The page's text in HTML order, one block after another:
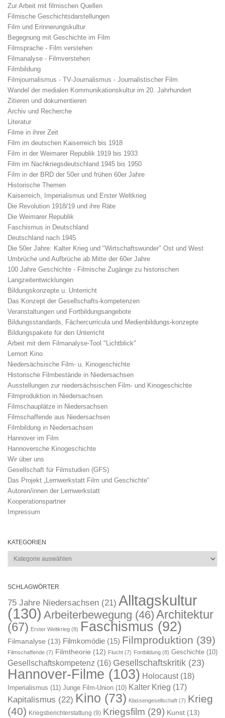
Zur Arbeit mit filmischen Quellen
Filmische Geschichtsdarstellungen
Film und Erinnerungskultur
Begegnung mit Geschichte im Film
Filmsprache - Film verstehen
Filmanalyse - Filmverstehen
Filmbildung
Filmjournalismus - TV-Journalismus - Journalistischer Film
Wandel der medialen Kommunikationskultur im 20. Jahrhundert
Zitieren und dokumentieren
Archiv und Recherche
Literatur
Filme in ihrer Zeit
Film im deutschen Kaiserreich bis 1918
Film in der Weimarer Republik 1919 bis 1933
Film im Nachkriegsdeutschland 1945 bis 1950
Film in der BRD der 50er und frühen 60er Jahre
Historische Themen
Kaiserreich, Imperialismus und Erster Weltkrieg
Die Revolution 1918/19 und ihre Räte
Die Weimarer Republik
Faschismus in Deutschland
Deutschland nach 1945
Die 50er Jahre: Kalter Krieg und "Wirtschaftswunder" Ost und West
Umbrüche und Aufbrüche ab Mitte der 60er Jahre
100 Jahre Geschichte - Filmische Zugänge zu historischen
Langzeitentwicklungen
Bildungskonzepte u. Unterricht
Das Konzept der Gesellschafts-kompetenzen
Veranstaltungen und Fortbildungsangebote
Bildungsstandards, Fächercurricula und Medienbildungs-konzepte
Bildungspakete für den Unterricht
Arbeit mit dem Filmanalyse-Tool "Lichtblick"
Lernort Kino
Niedersächsische Film- u. Kinogeschichte
Historische Filmbestände in Niedersachsen
Ausstellungen zur niedersächsischen Film- und Kinogeschichte
Filmproduktion in Niedersachsen
Filmschauplätze in Niedersachsen
Filmschaffende aus Niedersachsen
Filmbildung in Niedersachsen
Hannover im Film
Hannoversche Kinogeschichte
Wir über uns
Gesellschaft für Filmstudien (GFS)
Das Projekt „Lernwerkstatt Film und Geschichte“
Autoren/innen der Lernwerkstatt
Kooperationspartner
Impressum
KATEGORIEN
Kategorien
SCHLAGWÖRTER
75 Jahre Niedersachsen (21) Alltagskultur
(130) Arbeiterbewegung (46) Architektur
(67) Erster Weltkrieg (8) Faschismus (92)
Filmanalyse (13) Filmkomödie (15) Filmproduktion (39)
Filmschaffende (7) Filmtheorie (12) Flucht (7) Fortbildung (8) Geschichte (10)
Gesellschaftskompetenz (16) Gesellschaftskritik (23)
Hannover-Filme (103) Holocaust(18)
Imperialismus (11) Junge Film-Union (10) Kalter Krieg (17)
Kapitalismus (22) Kino (73) Klassengesellschaft (7) Krieg
(40) Kriegsberichterstattung (9) Kriegsfilm (29) Kunst (13)